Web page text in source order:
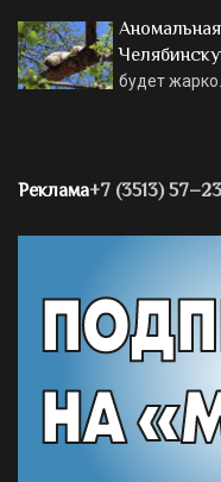
будет жарко.
Реклама+7 (3513)